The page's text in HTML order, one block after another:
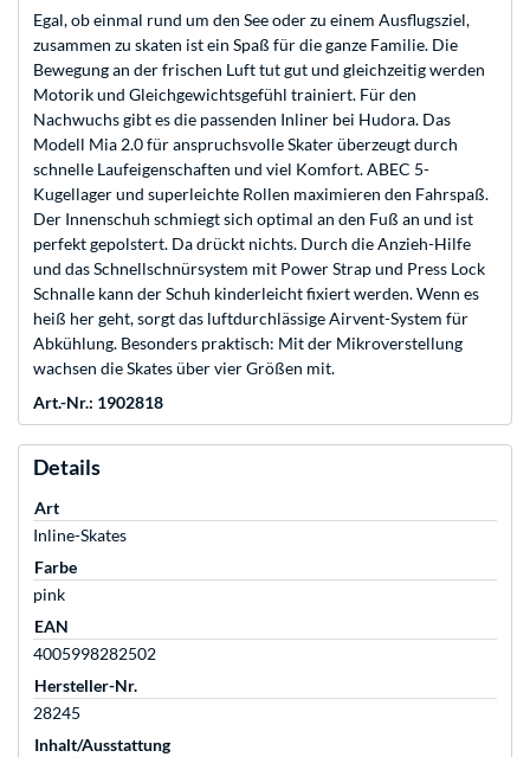
Egal, ob einmal rund um den See oder zu einem Ausflugsziel,
zusammen zu skaten ist ein Spaß für die ganze Familie. Die
Bewegung an der frischen Luft tut gut und gleichzeitig werden
Motorik und Gleichgewichtsgefühl trainiert. Für den
Nachwuchs gibt es die passenden Inliner bei Hudora. Das
Modell Mia 2.0 für anspruchsvolle Skater überzeugt durch
schnelle Laufeigenschaften und viel Komfort. ABEC 5-
Kugellager und superleichte Rollen maximieren den Fahrspaß.
Der Innenschuh schmiegt sich optimal an den Fuß an und ist
perfekt gepolstert. Da drückt nichts. Durch die Anzieh-Hilfe
und das Schnellschnürsystem mit Power Strap und Press Lock
Schnalle kann der Schuh kinderleicht fixiert werden. Wenn es
heiß her geht, sorgt das luftdurchlässige Airvent-System für
Abkühlung. Besonders praktisch: Mit der Mikroverstellung
wachsen die Skates über vier Größen mit.
Art.-Nr.: 1902818
Details
Art
Inline-Skates
Farbe
pink
EAN
4005998282502
Hersteller-Nr.
28245
Inhalt/Ausstattung